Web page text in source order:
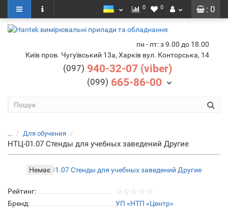
: 0
0 0
пн - пт: з 9.00 до 18.00
Київ пров. Чугуївський 13а, Харків вул. Конторська, 14
(097) 940-32-07 (viber)
(099) 665-86-00
... Для обучения
НТЦ-01.07 Стенды для учебных заведений Другие
Немає
Рейтинг:
Бренд:
УП «НТП «Центр»